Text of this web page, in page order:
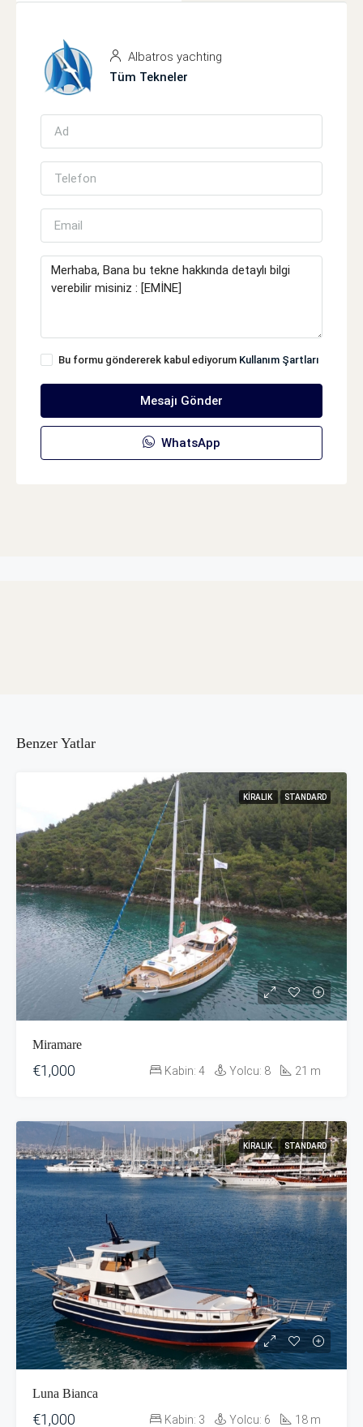
Albatros yachting
Tüm Tekneler
Bu formu göndererek kabul ediyorum Kullanım Şartları
Mesajı Gönder
WhatsApp
Benzer Yatlar
KIRALIK STANDARD
Miramare
€1,000 Kabin: 4 Yolcu: 8 21 m
KIRALIK STANDARD
Luna Bianca
€1,000 Kabin: 3 Yolcu: 6 18 m